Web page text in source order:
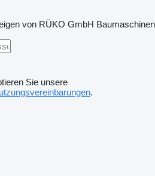
von RÜKO GmbH Baumaschinen
Sie unsere
.